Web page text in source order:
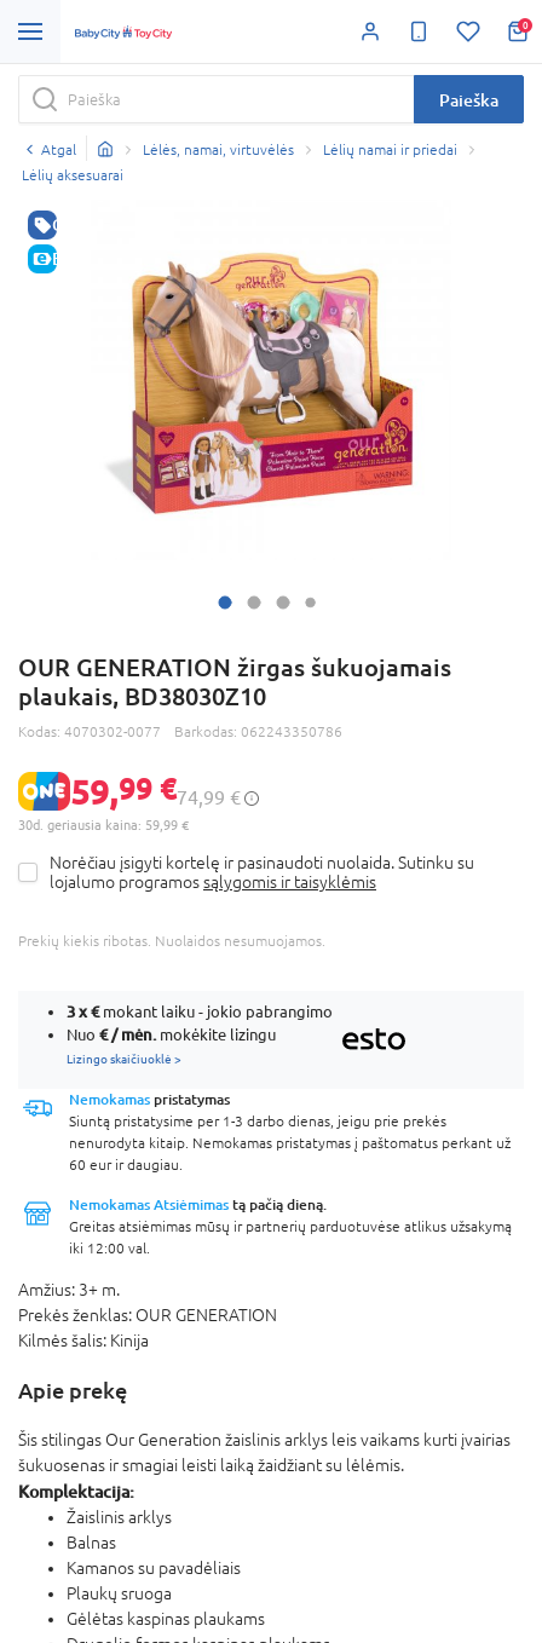
0
Paieška
Atgal Lėlės, namai, virtuvėlės
Lėlių namai ir priedai
Lėlių aksesuarai
GERA KAINA
E-KAINA
OUR GENERATION žirgas šukuojamais
plaukais, BD38030Z10
Kodas: 4070302-0077 Barkodas: 062243350786
59,99 €74,99 €
30d. geriausia kaina: 59,99 €
Norėčiau įsigyti kortelę ir pasinaudoti nuolaida. Sutinku su
lojalumo programossąlygomis ir taisyklėmis
Prekių kiekis ribotas. Nuolaidos nesumuojamos.
3 x€mokant laiku - jokio pabrangimo
Nuo € / mėn. mokėkite lizingu
Lizingo skaičiuoklė >
Nemokamas pristatymas
Siuntą pristatysime per 1-3 darbo dienas, jeigu prie prekės
nenurodyta kitaip. Nemokamas pristatymas į paštomatus perkant už
60 eur ir daugiau.
Nemokamas Atsiėmimas tą pačią dieną.
Greitas atsiėmimas mūsų ir partnerių parduotuvėse atlikus užsakymą
iki 12:00 val.
Amžius: 3+ m.
Prekės ženklas: OUR GENERATION
Kilmės šalis: Kinija
Apie prekę
Šis stilingas Our Generation žaislinis arklys leis vaikams kurti įvairias
šukuosenas ir smagiai leisti laiką žaidžiant su lėlėmis.
Komplektacija:
Žaislinis arklys
Balnas
Kamanos su pavadėliais
Plaukų sruoga
Gėlėtas kaspinas plaukams